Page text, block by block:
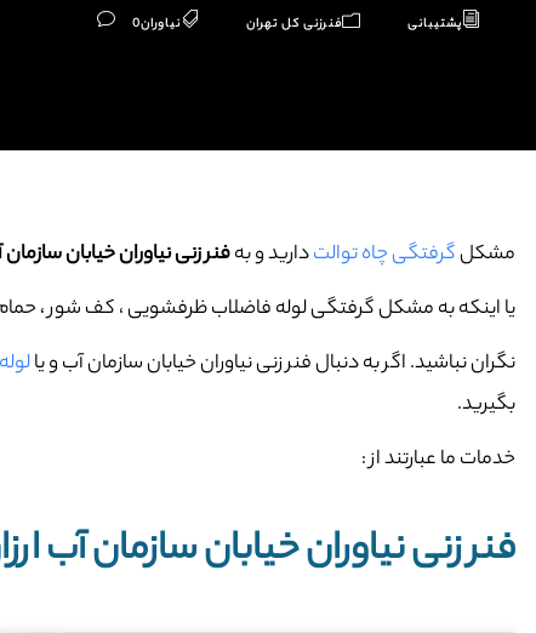
پشتیبانی فنرزنی کل تهران نیاوران0
مشکلگرفتگی چاه توالتدارید و بهفنر زنی نیاوران خیابان
یا اینکه به مشکل گرفتگی لوله فاضلاب ظرفشویی ، کف شور ، حمام
نگران نباشید. اگر به دنبال فنر زنی نیاوران خیابان سازمان آب و یا
بگیرید.
خدمات ما عبارتند از :
فنر زنی نیاوران خیابان سازمان آب